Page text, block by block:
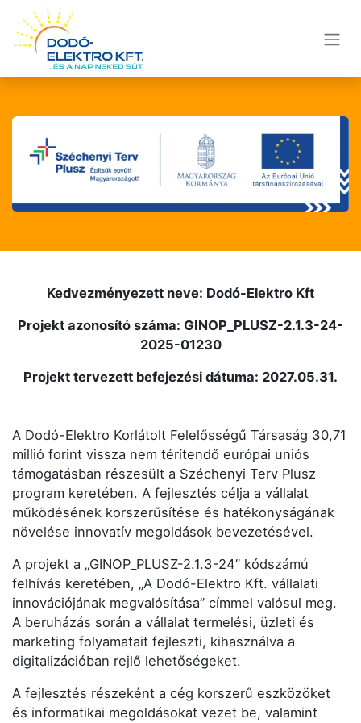
Kedvezményezett neve: Dodó-Elektro Kft
Projekt azonosító száma: GINOP_PLUSZ-2.1.3-24-
2025-01230
Projekt tervezett befejezési dátuma: 2027.05.31.
A Dodó-Elektro Korlátolt Felelősségű Társaság 30,71
millió forint vissza nem térítendő európai uniós
támogatásban részesült a Széchenyi Terv Plusz
program keretében. A fejlesztés célja a vállalat
működésének korszerűsítése és hatékonyságának
növelése innovatív megoldások bevezetésével.
A projekt a „GINOP_PLUSZ-2.1.3-24” kódszámú
felhívás keretében, „A Dodó-Elektro Kft. vállalati
innovációjának megvalósítása” címmel valósul meg.
A beruházás során a vállalat termelési, üzleti és
marketing folyamatait fejleszti, kihasználva a
digitalizációban rejlő lehetőségeket.
A fejlesztés részeként a cég korszerű eszközöket
és informatikai megoldásokat vezet be, valamint